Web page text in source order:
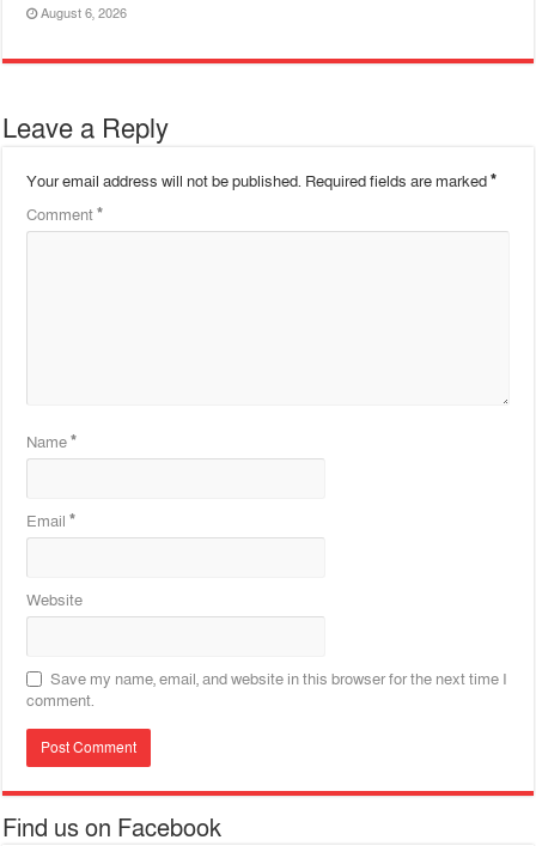
August 6, 2026
Leave a Reply
Your email address will not be published. Required fields are marked*
Comment*
Name*
Email*
Website
Save my name, email, and website in this browser for the next time I
comment.
Find us on Facebook